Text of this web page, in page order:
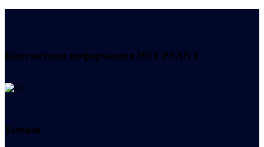
Контактная информация HELPSANT
Телефон